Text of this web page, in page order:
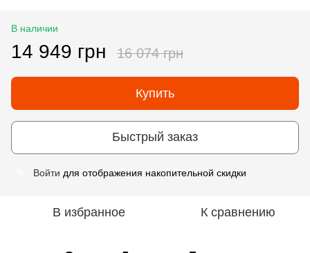
В наличии
14 949 грн 16 074 грн
Купить
Быстрый заказ
Войти для отображения накопительной скидки
В избранное К сравнению